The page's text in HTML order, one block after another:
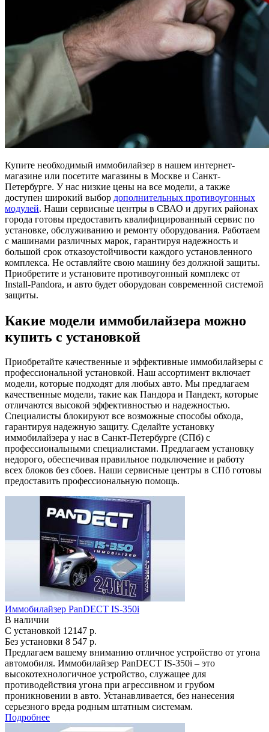
Купите необходимый иммобилайзер в нашем интернет-
магазине или посетите магазины в Москве и Санкт-
Петербурге. У нас низкие цены на все модели, а также
доступен широкий выбор дополнительных противоугонных
модулей. Наши сервисные центры в СВАО и других районах
города готовы предоставить квалифицированный сервис по
установке, обслуживанию и ремонту оборудования. Работаем
с машинами различных марок, гарантируя надежность и
большой срок отказоустойчивости каждого установленного
комплекса. Не оставляйте свою машину без должной защиты.
Приобретите и установите противоугонный комплекс от
Install-Pandora, и авто будет оборудован современной системой
защиты.
Какие модели иммобилайзера можно
купить с установкой
Приобретайте качественные и эффективные иммобилайзеры с
профессиональной установкой. Наш ассортимент включает
модели, которые подходят для любых авто. Мы предлагаем
качественные модели, такие как Пандора и Пандект, которые
отличаются высокой эффективностью и надежностью.
Специалисты блокируют все возможные способы обхода,
гарантируя надежную защиту. Сделайте установку
иммобилайзера у нас в Санкт-Петербурге (СПб) с
профессиональными специалистами. Предлагаем установку
недорого, обеспечивая правильное подключение и работу
всех блоков без сбоев. Наши сервисные центры в СПб готовы
предоставить профессиональную помощь.
Иммобилайзер PanDECT IS-350i
В наличии
С установкой 12147 р.
Без установки 8 547 р.
Предлагаем вашему вниманию отличное устройство от угона
автомобиля. Иммобилайзер PanDECT IS-350i – это
высокотехнологичное устройство, служащее для
противодействия угона при агрессивном и грубом
проникновении в авто. Устанавливается, без нанесения
серьезного вреда родным штатным системам.
Подробнее